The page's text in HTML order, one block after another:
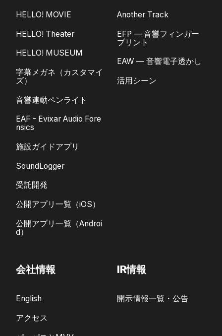
HELLO! MOVIE
HELLO! Theater
HELLO! MUSEUM
字幕メガネ（カスタマイ
ズ）
音響連動ペンライト
EAF - Evixar Audio Fore
nsics
施設ガイドアプリ
SoundLogger
受託開発
公開アプリ一覧（iOS）
公開アプリ一覧（Androi
d）
Another Track
EFP — 音響フィンガー
プリント
EAW — 音響電子透かし
活用シーン
会社情報
English
アクセス
IR情報
開示情報一覧・公告